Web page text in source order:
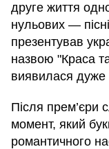
друге життя
нульових —
презентував
назвою "Краса
виявилася
Після прем’єри
момент, який
романтичного